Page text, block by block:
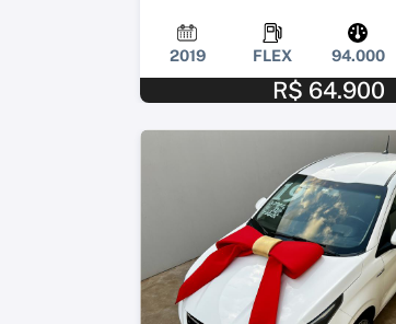
2019 FLEX 94.000
R$ 64.900